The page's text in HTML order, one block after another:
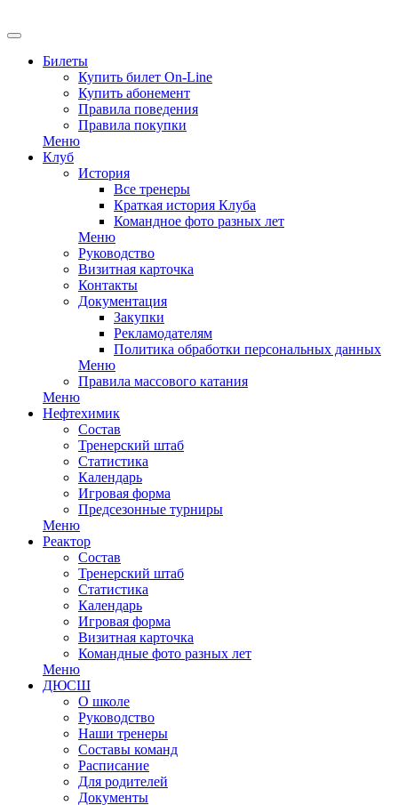
Билеты
Купить билет On-Line
Купить абонемент
Правила поведения
Правила покупки
Меню
Клуб
История
Все тренеры
Краткая история Клуба
Командное фото разных лет
Меню
Руководство
Визитная карточка
Контакты
Документация
Закупки
Рекламодателям
Политика обработки персональных данных
Меню
Правила массового катания
Меню
Нефтехимик
Состав
Тренерский штаб
Статистика
Календарь
Игровая форма
Предсезонные турниры
Меню
Реактор
Состав
Тренерский штаб
Статистика
Календарь
Игровая форма
Визитная карточка
Командные фото разных лет
Меню
ДЮСШ
О школе
Руководство
Наши тренеры
Составы команд
Расписание
Для родителей
Документы